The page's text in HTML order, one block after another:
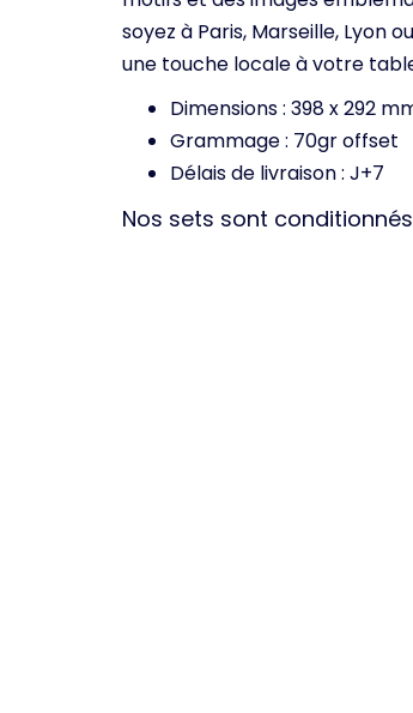
soyez à Paris, Marseille, Lyon
une touche locale à votre
Dimensions : 398 x 292
Grammage : 70gr offset
Délais de livraison : J+7
Nos sets sont